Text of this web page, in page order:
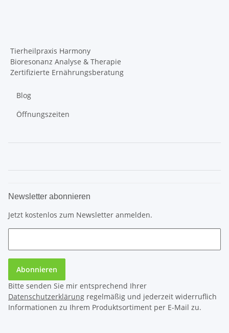
Tierheilpraxis Harmony
Bioresonanz Analyse & Therapie
Zertifizierte Ernährungsberatung
Blog
Öffnungszeiten
Newsletter abonnieren
Jetzt kostenlos zum Newsletter anmelden.
Abonnieren
Bitte senden Sie mir entsprechend Ihrer
Datenschutzerklärung regelmäßig und jederzeit widerruflich
Informationen zu Ihrem Produktsortiment per E-Mail zu.